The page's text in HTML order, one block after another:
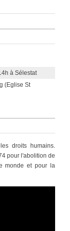
à Sélestat
(Eglise St
droits humains.
pour l'abolition de
monde et pour la